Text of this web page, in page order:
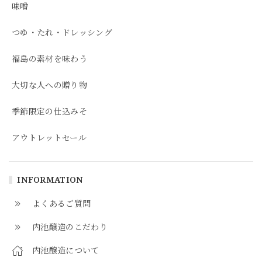
味噌
つゆ・たれ・ドレッシング
福島の素材を味わう
大切な人への贈り物
季節限定の仕込みそ
アウトレットセール
INFORMATION
よくあるご質問
内池醸造のこだわり
内池醸造について